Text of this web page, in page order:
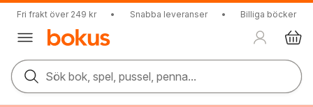
Fri frakt över 249 kr • Snabba leveranser • Billiga böcker
Sök bok, spel, pussel, penna...